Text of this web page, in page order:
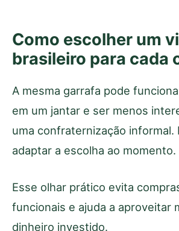
Como escolher um
brasileiro para cada
A mesma garrafa pode
em um jantar e ser menos
uma confraternização informal.
adaptar a escolha ao momento.
Esse olhar prático evita
funcionais e ajuda a aproveitar
dinheiro investido.